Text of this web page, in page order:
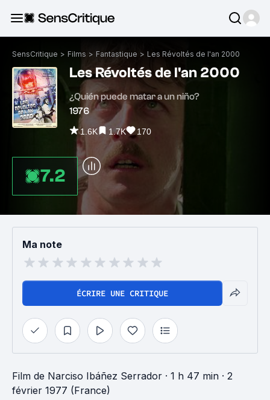
SensCritique > Films > Fantastique > Les Révoltés de l'an 2000
Les Révoltés de l'an 2000
¿Quién puede matar a un niño?
1976
1.6K 1.7K 170
7.2
Ma note
ÉCRIRE UNE CRITIQUE
Film de Narciso Ibáñez Serrador · 1 h 47 min · 2
février 1977 (France)